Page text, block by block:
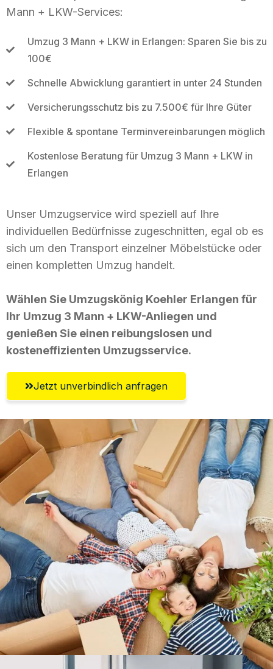
Mann + LKW-Services:
Umzug 3 Mann + LKW in Erlangen: Sparen Sie bis zu
100€
Schnelle Abwicklung garantiert in unter 24 Stunden
Versicherungsschutz bis zu 7.500€ für Ihre Güter
Flexible & spontane Terminvereinbarungen möglich
Kostenlose Beratung für Umzug 3 Mann + LKW in
Erlangen
Unser Umzugservice wird speziell auf Ihre
individuellen Bedürfnisse zugeschnitten, egal ob es
sich um den Transport einzelner Möbelstücke oder
einen kompletten Umzug handelt.
Wählen Sie Umzugskönig Koehler Erlangen für
Ihr Umzug 3 Mann + LKW-Anliegen und
genießen Sie einen reibungslosen und
kosteneffizienten Umzugsservice.
Jetzt unverbindlich anfragen